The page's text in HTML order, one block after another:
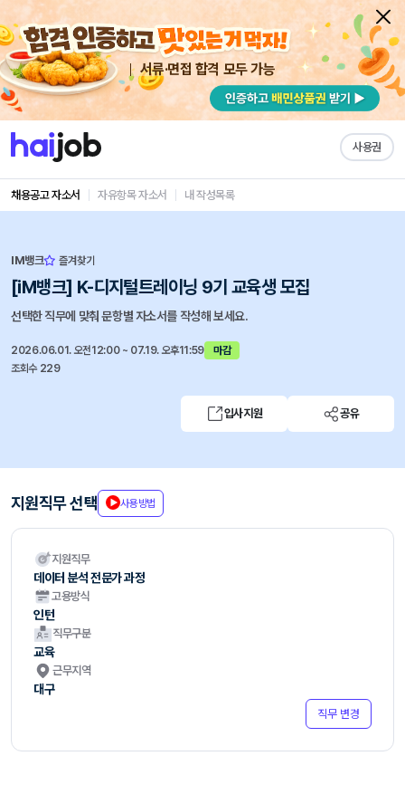
서류·면접 합격 모두 가능
사용권
채용공고 자소서 자유항목 자소서 내 작성목록
IM뱅크 즐겨찾기
[iM뱅크] K-디지털트레이닝 9기 교육생 모집
선택한 직무에 맞춰 문항별 자소서를 작성해 보세요.
2026.06.01. 오전12:00 ~ 07.19. 오후11:59
마감
조회수 229
입사지원 공유
지원직무 선택 사용방법
지원직무
데이터 분석 전문가 과정
고용방식
인턴
직무구분
교육
근무지역
대구
직무 변경